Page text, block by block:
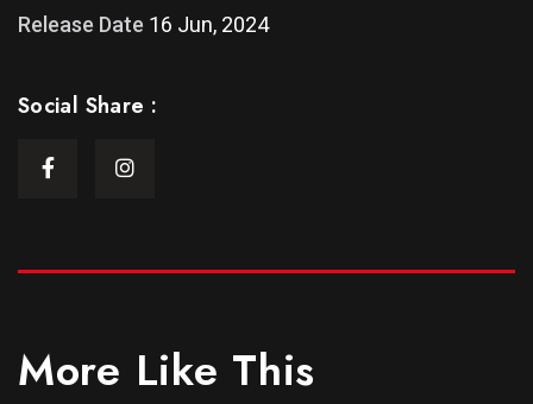
Release Date 16 Jun, 2024
Social Share :
More Like This